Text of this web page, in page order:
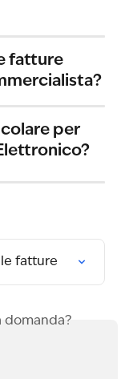
fatture
per
fatture
domanda?